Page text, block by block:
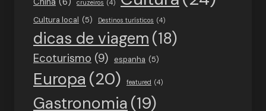
cruzeiros (4)
Cultura local (5) Destinos turísticos (4)
dicas de viagem (18)
Ecoturismo (9) espanha (5)
Europa (20) featured (4)
Gastronomia (19)